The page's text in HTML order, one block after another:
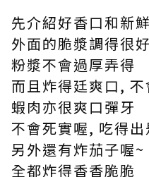
先介紹好香口和新
外面的脆漿調得很好
粉漿不會過厚弄得
而且炸得廷爽口,
蝦肉亦很爽口彈牙
不會死實喔, 吃得
另外還有炸茄子喔~
全都炸得香香脆脆